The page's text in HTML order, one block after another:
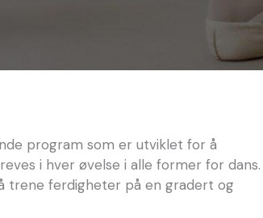
program som er utviklet for å
i hver øvelse i alle former for dans.
trene ferdigheter på en gradert og